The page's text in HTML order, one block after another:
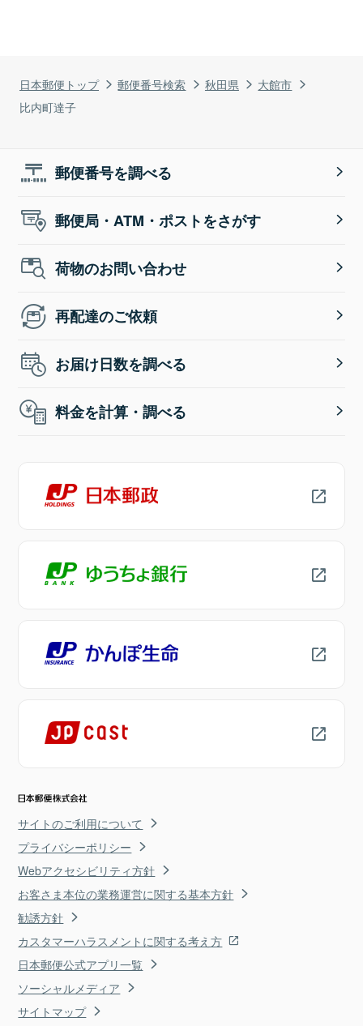
日本郵便トップ 郵便番号検索 秋田県
大館市
比内町達子
郵便番号を調べる
郵便局・ATM・ポストをさがす
荷物のお問い合わせ
再配達のご依頼
お届け日数を調べる
料金を計算・調べる
サイトのご利用について
プライバシーポリシー
Webアクセシビリティ方針
お客さま本位の業務運営に関する基本方針
勧誘方針
カスタマーハラスメントに関する考え方
日本郵便公式アプリ一覧
ソーシャルメディア
サイトマップ